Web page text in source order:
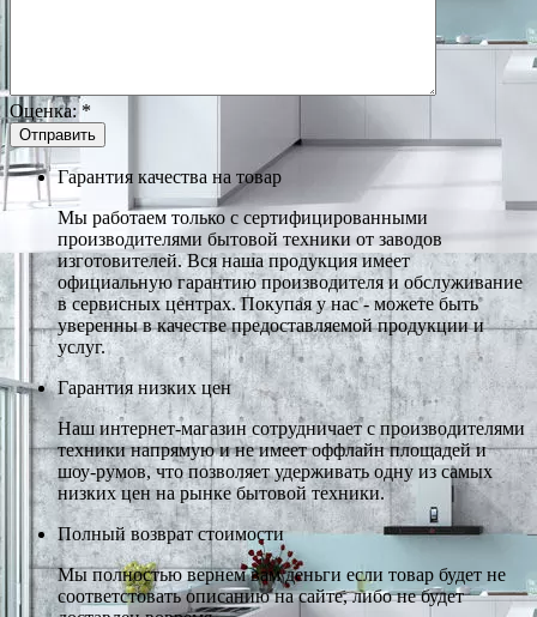
Оценка:*
Гарантия качества на товар
Мы работаем только с сертифицированными
производителями бытовой техники от заводов
изготовителей. Вся наша продукция имеет
официальную гарантию производителя и обслуживание
в сервисных центрах. Покупая у нас - можете быть
уверенны в качестве предоставляемой продукции и
услуг.
Гарантия низких цен
Наш интернет-магазин сотрудничает с производителями
техники напрямую и не имеет оффлайн площадей и
шоу-румов, что позволяет удерживать одну из самых
низких цен на рынке бытовой техники.
Полный возврат стоимости
Мы полностью вернем вам деньги если товар будет не
соответстовать описанию на сайте, либо не будет